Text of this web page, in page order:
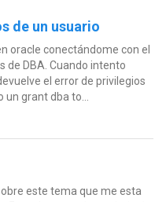
de un usuario
oracle conectándome con el
de DBA. Cuando intento
el error de privilegios
grant dba to...
este tema que me esta